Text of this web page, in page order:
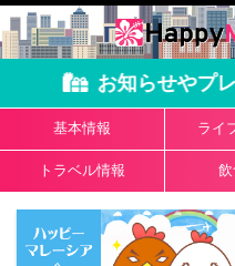
お知らせやプ
基本情報 ライ
トラベル情報